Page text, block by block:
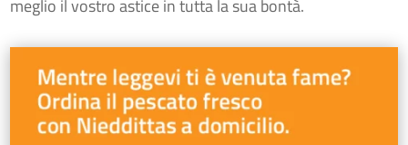
meglio il vostro astice in tutta la sua bontà.